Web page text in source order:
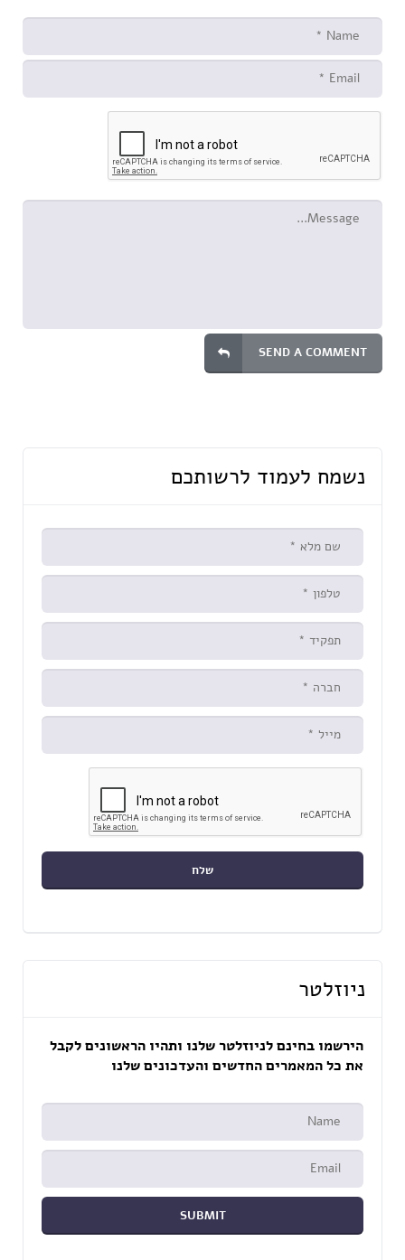
SEND A COMMENT
נשמח לעמוד לרשותכם
ניוזלטר
הירשמו בחינם לניוזלטר שלנו ותהיו הראשונים לקבל
את כל המאמרים החדשים והעדכונים שלנו